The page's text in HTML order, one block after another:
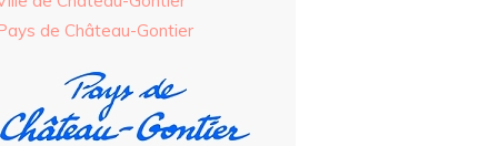
de Château-Gontier